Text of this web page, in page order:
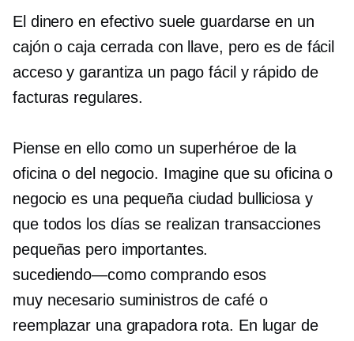
El dinero en efectivo suele guardarse en un
cajón o caja cerrada con llave, pero es de fácil
acceso y garantiza un pago fácil y rápido de
facturas regulares.
Piense en ello como un superhéroe de la
oficina o del negocio. Imagine que su oficina o
negocio es una pequeña ciudad bulliciosa y
que todos los días se realizan transacciones
pequeñas pero importantes.
sucediendo—comocomprando esos
muy necesariosuministros de café o
reemplazar una grapadora rota. En lugar de